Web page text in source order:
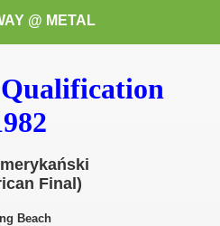
@ METAL
Final)
Beach